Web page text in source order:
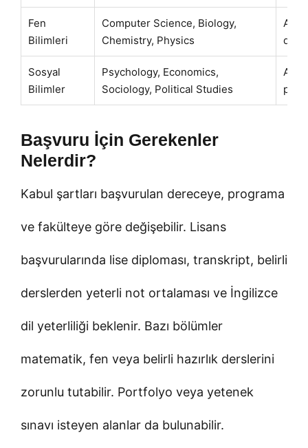
Fen
Bilimleri
Computer Science, Biology,
Chemistry, Physics
Sosyal
Bilimler
Psychology, Economics,
Sociology, Political Studies
Başvuru İçin Gerekenler
Nelerdir?
Kabul şartları başvurulan dereceye, programa
ve fakülteye göre değişebilir. Lisans
başvurularında lise diploması, transkript, belirli
derslerden yeterli not ortalaması ve İngilizce
dil yeterliliği beklenir. Bazı bölümler
matematik, fen veya belirli hazırlık derslerini
zorunlu tutabilir. Portfolyo veya yetenek
sınavı isteyen alanlar da bulunabilir.